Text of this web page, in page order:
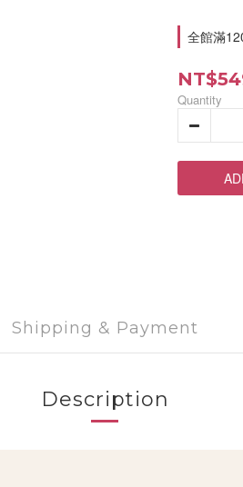
全館滿
Quantity
Shipping & Payment
Description